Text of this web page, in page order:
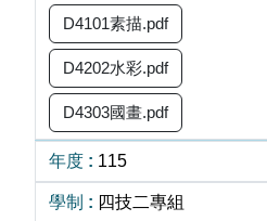
D4101素描.pdf
D4202水彩.pdf
D4303國畫.pdf
115
四技二專組